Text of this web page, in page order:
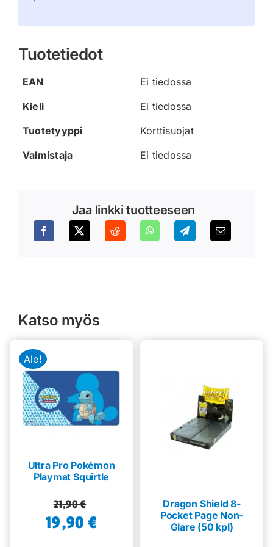
Tuotetiedot
EAN
Ei tiedossa
Kieli
Ei tiedossa
Tuotetyyppi
Korttisuojat
Valmistaja
Ei tiedossa
Jaa linkki tuotteeseen
Katso myös
Ale!
Ultra Pro Pokémon
Playmat Squirtle
21,90€
Alkuperäinen
hinta
19,90 €
Nykyinen
hinta
Dragon Shield 8-
Pocket Page Non-
Glare (50 kpl)